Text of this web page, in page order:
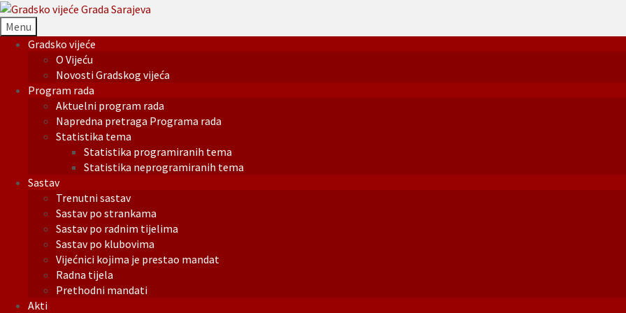
Menu
Gradsko vijeće
O Vijeću
Novosti Gradskog vijeća
Program rada
Aktuelni program rada
Napredna pretraga Programa rada
Statistika tema
Statistika programiranih tema
Statistika neprogramiranih tema
Sastav
Trenutni sastav
Sastav po strankama
Sastav po radnim tijelima
Sastav po klubovima
Vijećnici kojima je prestao mandat
Radna tijela
Prethodni mandati
Akti